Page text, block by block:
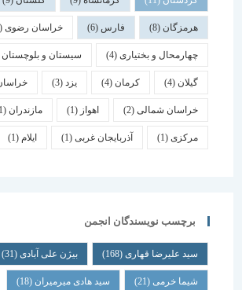
هرمزگان(8) فارس خراسان رضوی(5)
چهارمحال و بختیاری (4) سیستان و بلوچستان(4)
کرمان یزد خراسان جنوبی
خراسان شمالی(2) اهواز مازندران(1)
(1) آذربایجان غربی(1) ایلام
برچسب نویسندگان انجمن
سید علیرضا قهاری(168) بیژن علی آبادی(31)
شیما خرمی(21) سید هادی میرمیران(18)